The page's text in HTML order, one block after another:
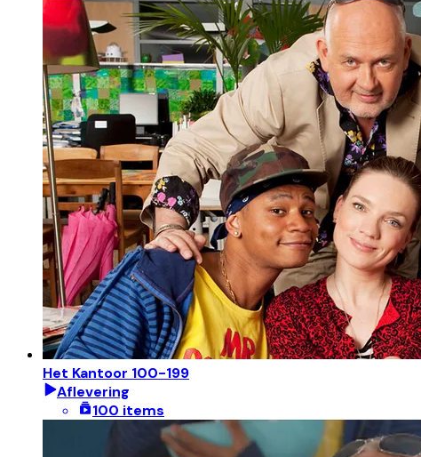
Het Kantoor 100-199
Aflevering
100 items